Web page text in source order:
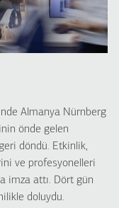
Almanya Nürnberg
önde gelen
döndü. Etkinlik,
ve profesyonelleri
imza attı. Dört gün
doluydu.